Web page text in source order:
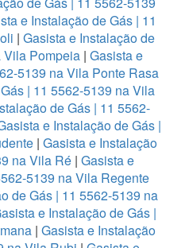
e Instalação de Gás | 11
| Gasista e Instalação de
Vila Pompeia| Gasista e
5139 na Vila Ponte Rasa
| 11 5562-5139 na Vila
de Gás | 11 5562-
e Instalação de Gás |
| Gasista e Instalação
na Vila Ré | Gasista e
5139 na Vila Regente
de Gás | 11 5562-5139 na
e Instalação de Gás |
| Gasista e Instalação